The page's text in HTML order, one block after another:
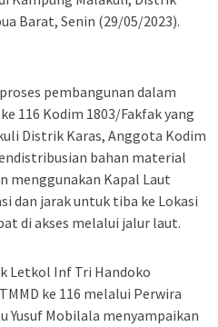
Barat, Senin (29/05/2023).
pembangunan dalam
116 Kodim 1803/Fakfak yang
Distrik Karas, Anggota Kodim
bahan material
menggunakan Kapal Laut
dan jarak untuk tiba ke Lokasi
di akses melalui jalur laut.
Letkol Inf Tri Handoko
ke 116 melalui Perwira
Mobilala menyampaikan